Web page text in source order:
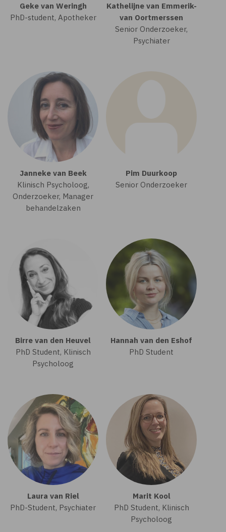
Geke van Weringh
PhD-student, Apotheker
Kathelijne van Emmerik-
van Oortmerssen
Senior Onderzoeker,
Psychiater
Janneke van Beek
Klinisch Psycholoog,
Onderzoeker, Manager
behandelzaken
Pim Duurkoop
Senior Onderzoeker
Birre van den Heuvel
PhD Student, Klinisch
Psycholoog
Hannah van den Eshof
PhD Student
Laura van Riel
PhD-Student, Psychiater
Marit Kool
PhD Student, Klinisch
Psycholoog